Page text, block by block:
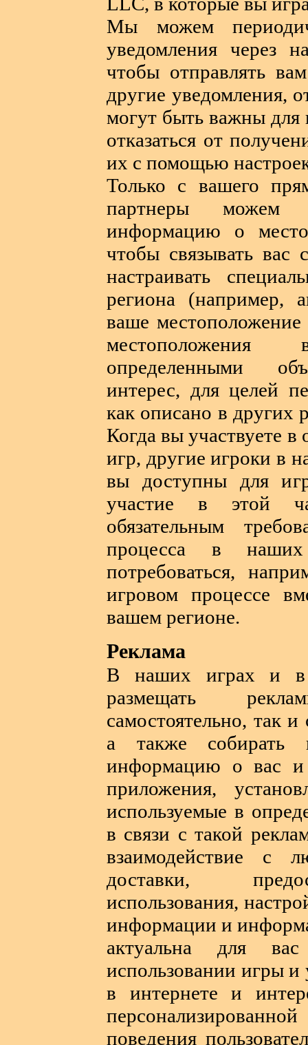
Мы можем
уведомления через
чтобы отправлять
другие уведомления,
могут быть важны
отказаться от
их с помощью
Только с вашего
партнеры можем
информацию о
чтобы связывать вас
настраивать
региона (например,
ваше
определенными
интерес, для целей
как описано в других
Когда вы участвуете
игр, другие игроки в
вы доступны для
участие в этой
обязательным
процесса в
потребоваться,
игровом процессе
вашем регионе.
Реклама
В наших играх и в
размещать
самостоятельно, так
а также собирать
информацию о вас и
приложения,
используемые в
в связи с такой
взаимодействие с
доставки,
использования,
информации и
актуальна для
использовании игры и
в интернете и
поведения